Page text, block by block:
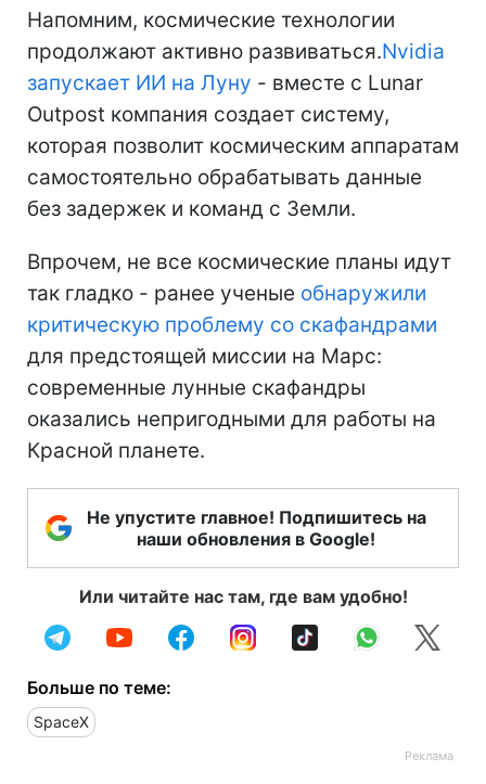
Напомним, космические технологии
продолжают активно развиваться.Nvidia
запускает ИИ на Луну - вместе с Lunar
Outpost компания создает систему,
которая позволит космическим аппаратам
самостоятельно обрабатывать данные
без задержек и команд с Земли.
Впрочем, не все космические планы идут
так гладко - ранее ученые обнаружили
критическую проблему со скафандрами
для предстоящей миссии на Марс:
современные лунные скафандры
оказались непригодными для работы на
Красной планете.
Не упустите главное! Подпишитесь на
наши обновления в Google!
Или читайте нас там, где вам удобно!
Больше по теме:
SpaceX